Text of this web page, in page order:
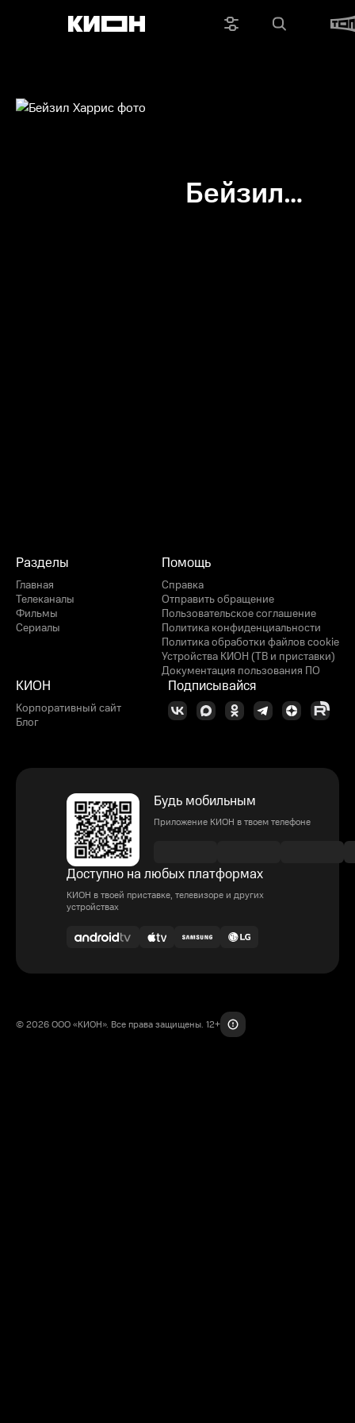
Бейзил
Разделы
Главная
Телеканалы
Фильмы
Сериалы
Помощь
Справка
Отправить обращение
Пользовательское соглашение
Политика конфиденциальности
Политика обработки файлов cookie
Устройства КИОН (ТВ и приставки)
Документация пользования ПО
КИОН
Корпоративный сайт
Блог
Подписывайся
Будь мобильным
Приложение КИОН в твоем телефоне
Доступно на любых платформах
КИОН в твоей приставке, телевизоре и других
устройствах
© 2026 ООО «КИОН». Все права защищены. 12+